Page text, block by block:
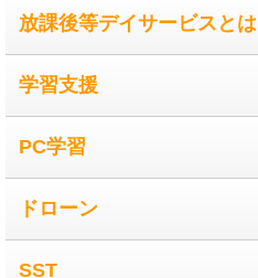
放課後等デイサービスとは
学習支援
PC学習
ドローン
SST